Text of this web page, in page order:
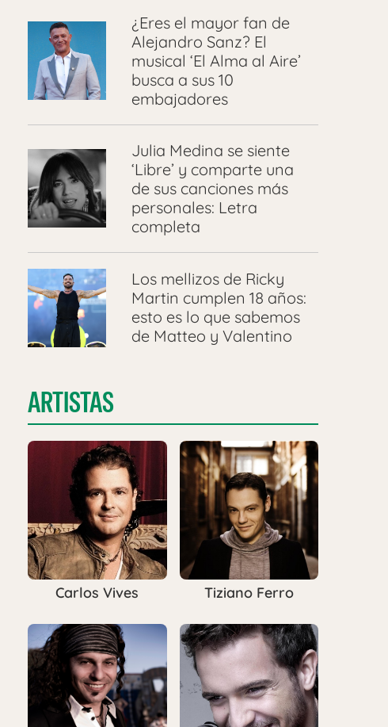
¿Eres el mayor fan de
Alejandro Sanz? El
musical ‘El Alma al Aire’
busca a sus 10
embajadores
Julia Medina se siente
‘Libre’ y comparte una
de sus canciones más
personales: Letra
completa
Los mellizos de Ricky
Martin cumplen 18 años:
esto es lo que sabemos
de Matteo y Valentino
ARTISTAS
Carlos Vives Tiziano Ferro